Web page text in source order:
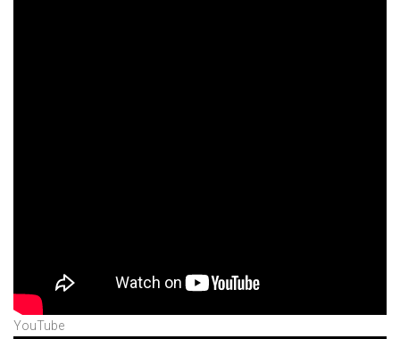
YouTube